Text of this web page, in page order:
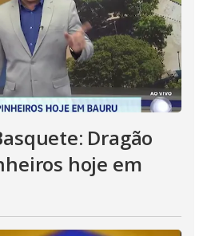
Dragão
hoje em